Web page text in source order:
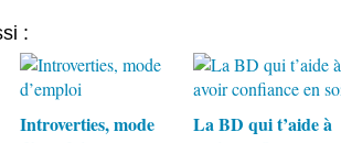
:
Introverties, mode
La BD qui t’aide à